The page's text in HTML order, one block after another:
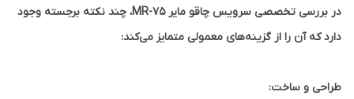
در بررسی تخصصی سرویس چاقو مایر MR-75، چند نکته برجسته وجود
دارد که آن را از گزینه‌های معمولی متمایز می‌کند:
طراحی و ساخت: